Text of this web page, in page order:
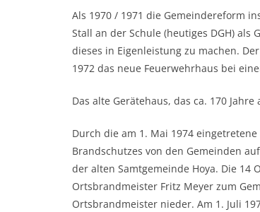
Als 1970 / 1971 die Gemeindereform
Stall an der Schule (heutiges DGH)
dieses in Eigenleistung zu machen.
1972 das neue Feuerwehrhaus bei
Das alte Gerätehaus, das ca. 170
Durch die am 1. Mai 1974
Brandschutzes von den Gemeinden
der alten Samtgemeinde Hoya. Die
Ortsbrandmeister Fritz Meyer zum
Ortsbrandmeister nieder. Am 1. Juli